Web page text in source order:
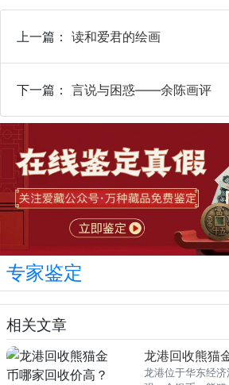
上一篇： 读和爱君的绘画
下一篇： 言说与困惑——余陈画评
专家鉴定
相关文章
龙港位于华东经